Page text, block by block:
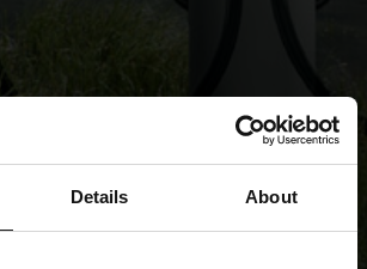
Details About